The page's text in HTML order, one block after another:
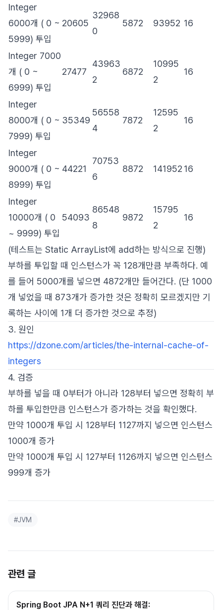
Integer
6000개 ( 0 ~
5999) 투입
20605
32968
0
5872 93952 16
Integer 7000
개 ( 0 ~
6999) 투입
27477
43963
2
6872
10995
2
16
Integer
8000개 ( 0 ~
7999) 투입
35349
56558
4
7872
12595
2
16
Integer
9000개 ( 0 ~
8999) 투입
44221
70753
6
8872 141952 16
Integer
10000개 ( 0
~ 9999) 투입
54093
86548
8
9872
15795
2
16
(테스트는 Static ArrayList에 add하는 방식으로 진행)
부하를 투입할 때 인스턴스가 꼭 128개만큼 부족하다. 예
를 들어 5000개를 넣으면 4872개만 들어간다. (단 1000
개 넣었을 때 873개가 증가한 것은 정확히 모르겠지만 기
록하는 사이에 1개 더 증가한 것으로 추정)
3. 원인
https://dzone.com/articles/the-internal-cache-of-
integers
4. 검증
부하를 넣을 때 0부터가 아니라 128부터 넣으면 정확히 부
하를 투입한만큼 인스턴스가 증가하는 것을 확인했다.
만약 1000개 투입 시 128부터 1127까지 넣으면 인스턴스
1000개 증가
만약 1000개 투입 시 127부터 1126까지 넣으면 인스턴스
999개 증가
#JVM
관련 글
Spring Boot JPA N+1 쿼리 진단과 해결: